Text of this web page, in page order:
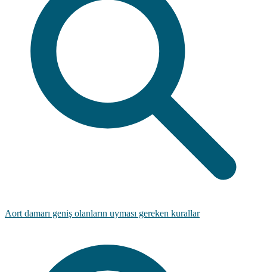
Aort damarı geniş olanların uyması gereken kurallar